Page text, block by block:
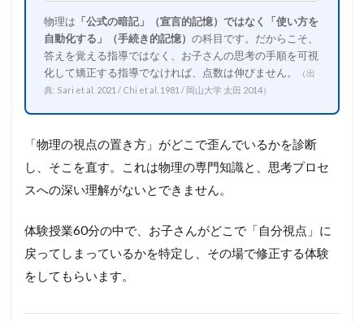
物理は 「公式の暗記」（宣言的記憶）ではなく「使い方を
自動化する」（手続き的記憶） の科目です。だからこそ、
答えを覚える指導ではなく、お子さんの思考の手順を可視
化して矯正する指導でなければ、点数は伸びません。
（出
典: Sari et al. 2021 / Chi et al. 1981 / 岡山大学 太田 2014）
「物理の視点の置き方」がどこで歪んでいるかを診断
し、そこを直す。これは物理の専門知識と、思考プロセ
スへの深い理解がないとできません。
体験授業60分の中で、お子さんがどこで「自分視点」に
戻ってしまっているかを特定し、その場で修正する体験
をしてもらいます。